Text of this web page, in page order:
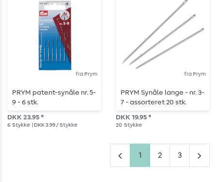
fra Prym
PRYM patent-synåle nr. 5-
9 - 6 stk.
DKK 23.95 *
6 Stykke | DKK 3.99 / Stykke
fra Prym
PRYM Synåle lange - nr. 3-
7 - assorteret 20 stk.
DKK 19.95 *
20 Stykke
1 2 3